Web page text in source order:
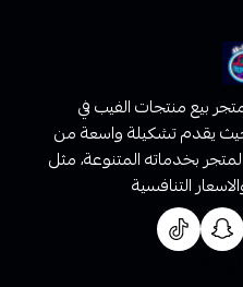
بيع منتجات الفيب في
يقدم تشكيلة واسعة من
بخدماته المتنوعة، مثل
التنافسية